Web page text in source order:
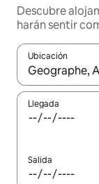
Descubre
harán sentir
Ubicación
Cuando los
Llegada
Salida